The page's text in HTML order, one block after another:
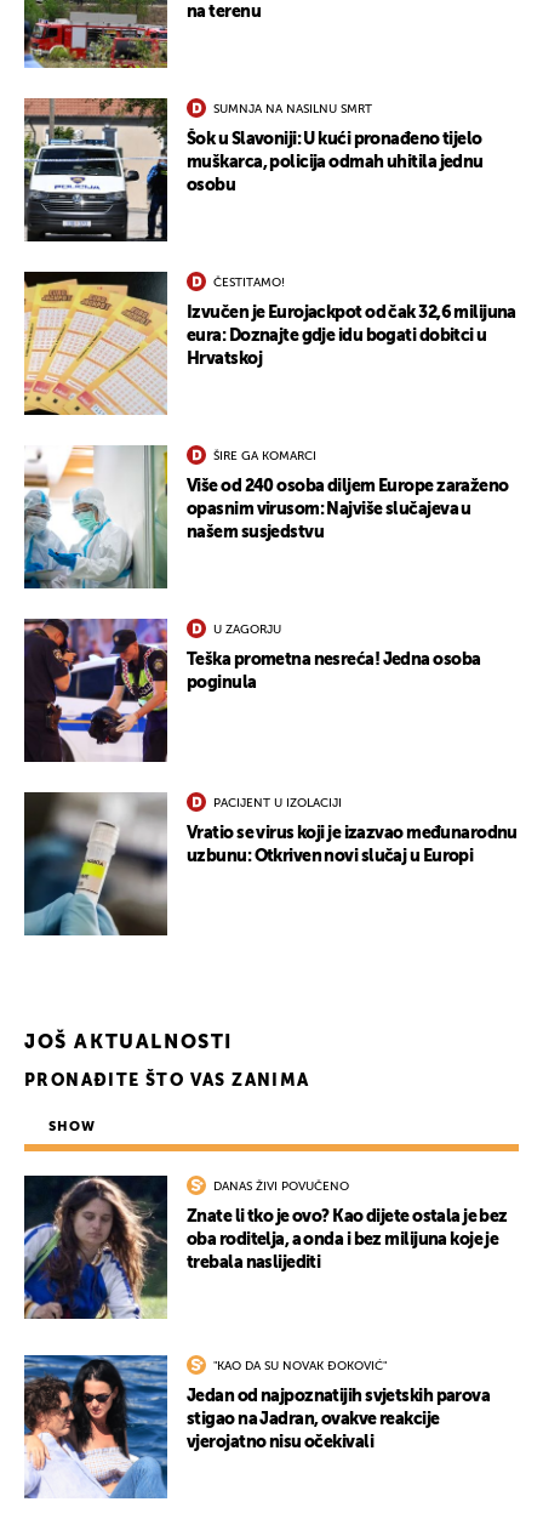
na terenu
SUMNJA NA NASILNU SMRT
Šok u Slavoniji: U kući pronađeno tijelo
muškarca, policija odmah uhitila jednu
osobu
ČESTITAMO!
Izvučen je Eurojackpot od čak 32,6 milijuna
eura: Doznajte gdje idu bogati dobitci u
Hrvatskoj
ŠIRE GA KOMARCI
Više od 240 osoba diljem Europe zaraženo
opasnim virusom: Najviše slučajeva u
našem susjedstvu
U ZAGORJU
Teška prometna nesreća! Jedna osoba
poginula
PACIJENT U IZOLACIJI
Vratio se virus koji je izazvao međunarodnu
uzbunu: Otkriven novi slučaj u Europi
JOŠ AKTUALNOSTI
PRONAĐITE ŠTO VAS ZANIMA
SHOW
DANAS ŽIVI POVUČENO
Znate li tko je ovo? Kao dijete ostala je bez
oba roditelja, a onda i bez milijuna koje je
trebala naslijediti
"KAO DA SU NOVAK ĐOKOVIĆ"
Jedan od najpoznatijih svjetskih parova
stigao na Jadran, ovakve reakcije
vjerojatno nisu očekivali